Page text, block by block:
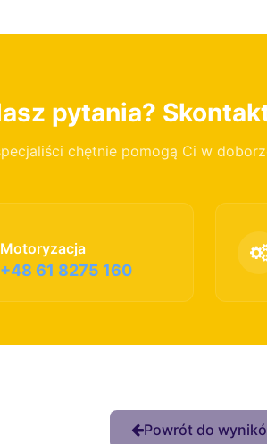
pytania?
chętnie pomogą Ci w
Motoryzacja
+48 61 8275 160
Powrót do